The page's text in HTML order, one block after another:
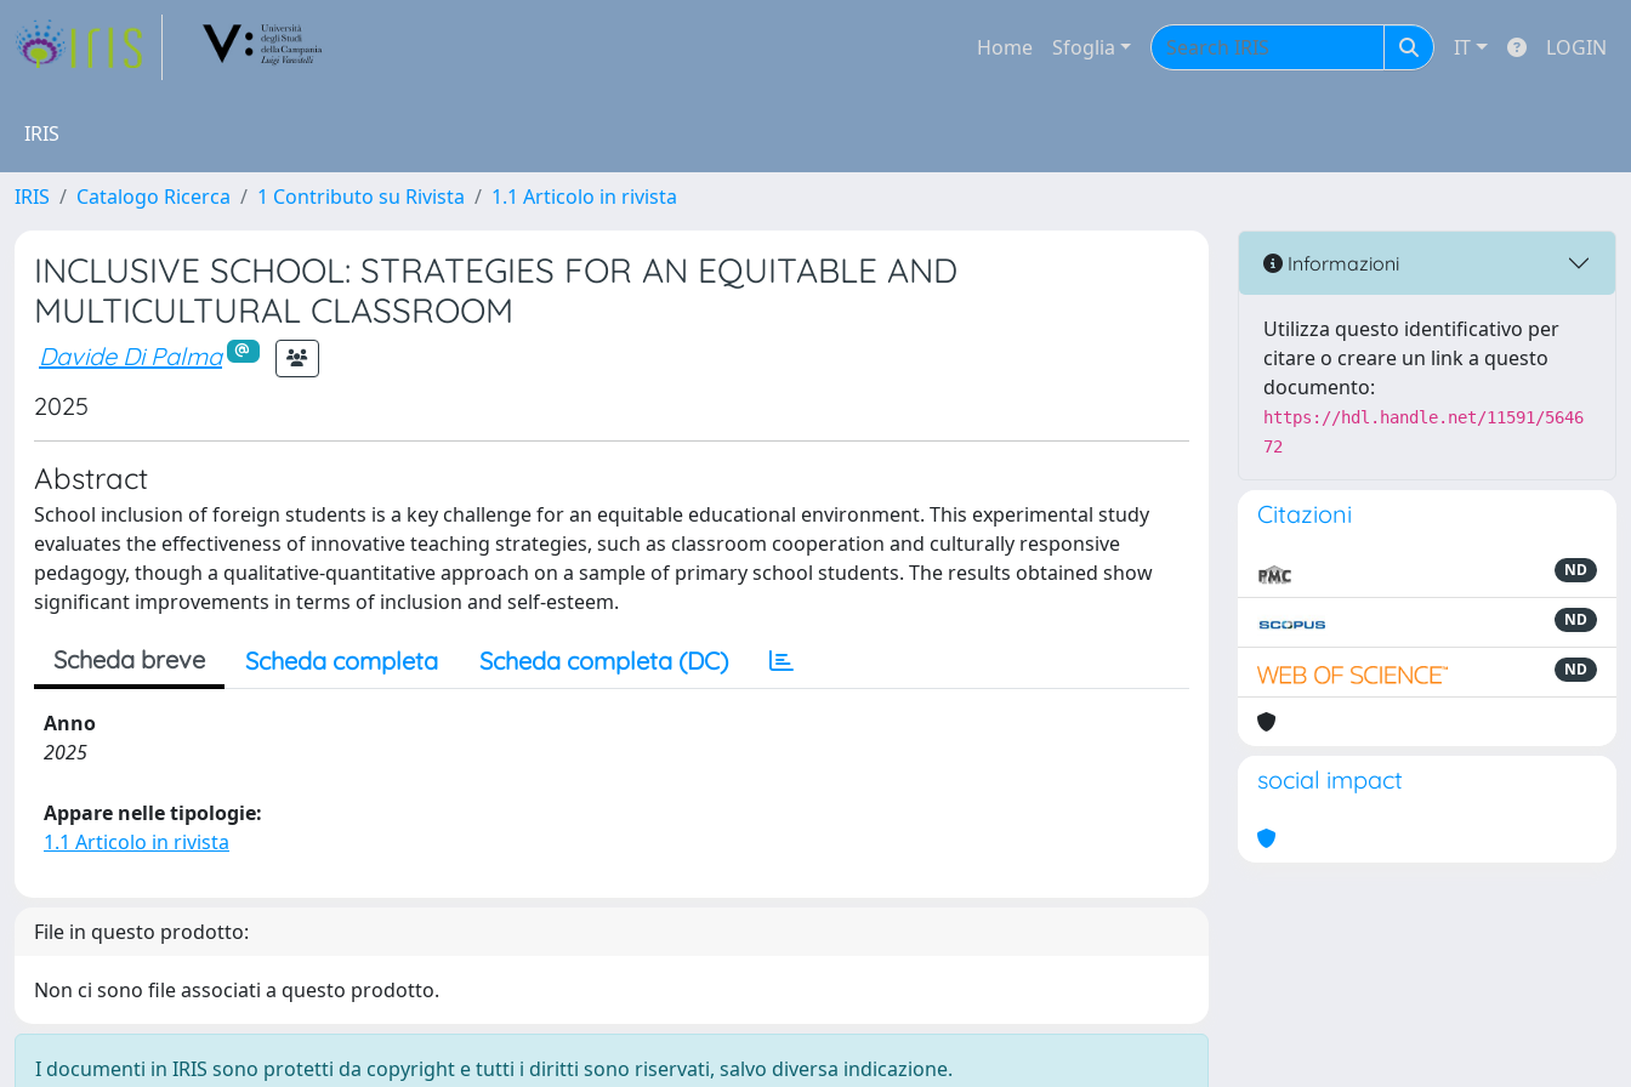
Home Sfoglia IT LOGIN
IRIS
IRIS Catalogo Ricerca 1 Contributo su Rivista 1.1 Articolo in rivista
INCLUSIVE SCHOOL: STRATEGIES FOR AN EQUITABLE AND
MULTICULTURAL CLASSROOM
Davide Di Palma
2025
Abstract
School inclusion of foreign students is a key challenge for an equitable educational environment. This experimental study
evaluates the effectiveness of innovative teaching strategies, such as classroom cooperation and culturally responsive
pedagogy, though a qualitative-quantitative approach on a sample of primary school students. The results obtained show
significant improvements in terms of inclusion and self-esteem.
Scheda breve Scheda completa Scheda completa (DC)
Anno
2025
Appare nelle tipologie:
1.1 Articolo in rivista
File in questo prodotto:
Non ci sono file associati a questo prodotto.
I documenti in IRIS sono protetti da copyright e tutti i diritti sono riservati, salvo diversa indicazione.
Informazioni
Utilizza questo identificativo per
citare o creare un link a questo
documento:
https://hdl.handle.net/11591/5646
72
Citazioni
ND
ND
ND
social impact